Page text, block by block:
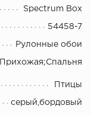
Spectrum Box
54458-7
Рулонные обои
Птицы
серый,бордовый